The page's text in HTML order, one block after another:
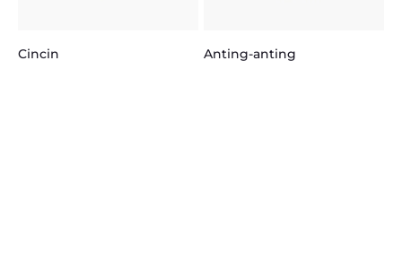
Cincin Anting-anting